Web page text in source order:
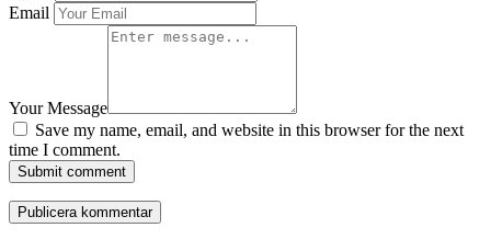
Email
Your Message
Save my name, email, and website in this browser for the next
time I comment.
Submit comment